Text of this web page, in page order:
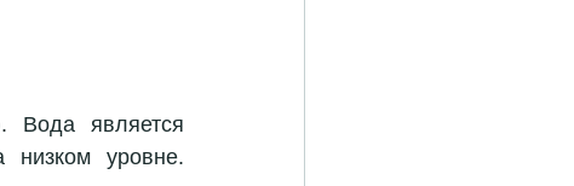
Вода является
низком уровне.